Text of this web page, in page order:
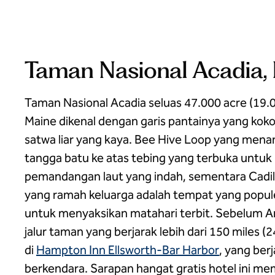
Taman Nasional
Taman Nasional Acadia seluas 47.000 acre
Maine dikenal dengan garis pantainya yang
satwa liar yang kaya. Bee Hive Loop yang
tangga batu ke atas tebing yang terbuka
pemandangan laut yang indah, sementara
yang ramah keluarga adalah tempat yang
untuk menyaksikan matahari terbit. Sebelum
jalur taman yang berjarak lebih dari 150 miles
di Hampton Inn Ellsworth-Bar Harbor, yang
berkendara. Sarapan hangat gratis hotel ini